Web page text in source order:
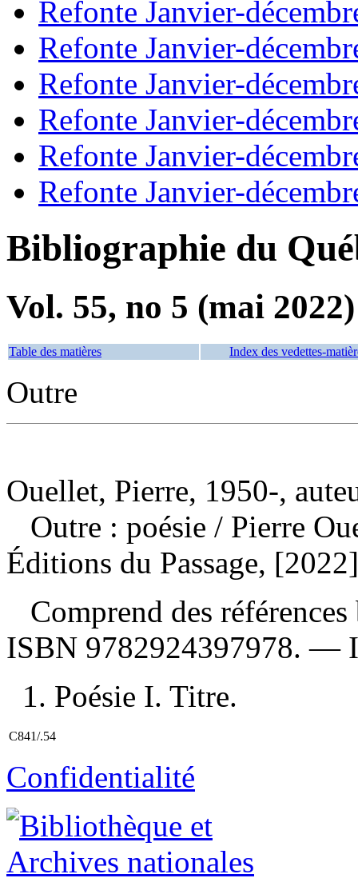
Refonte Janvier-
Refonte Janvier-
Refonte Janvier-
Refonte Janvier-
Refonte Janvier-
Refonte Janvier-
Bibliographie du
Vol. 55, no 5 (mai 2022)
Table des matières Index des vedettes-
Outre
Ouellet, Pierre, 1950-,
Outre : poésie / Pierre
Éditions du Passage,
Comprend des
ISBN 9782924397978. —
1. Poésie I. Titre.
C841/.54
Confidentialité